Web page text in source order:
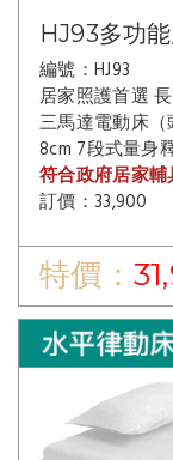
HJ93多功
編號：HJ93
居家照護首選 長
三馬達電動床（
8cm 7段式量身
符合政府居家
訂價：33,900
特價：